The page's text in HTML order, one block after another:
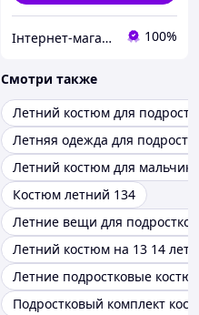
Інтернет-магазин "kindermodnik" 100%
Смотри также
Летний костюм для
Летняя одежда для
Летний костюм для
Костюм летний 134
Летние вещи для подростков
Летний костюм на 13 14 лет
Летние подростковые
Подростковый комплект